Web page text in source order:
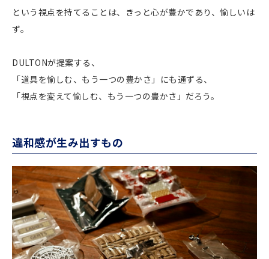
という視点を持てることは、きっと心が豊かであり、愉しいは
ず。
DULTONが提案する、
「道具を愉しむ、もう一つの豊かさ」にも通ずる、
「視点を変えて愉しむ、もう一つの豊かさ」だろう。
違和感が生み出すもの